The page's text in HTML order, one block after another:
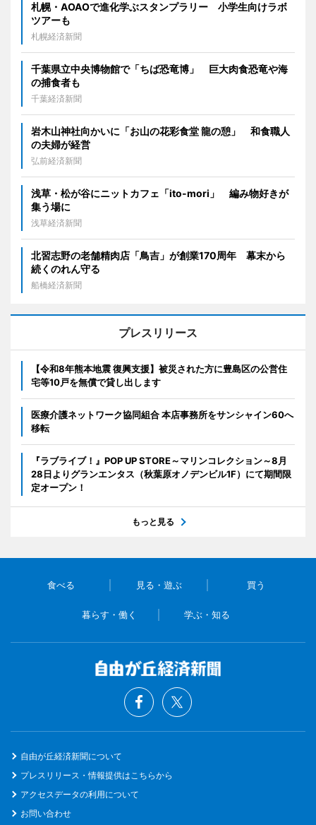
札幌・AOAOで進化学ぶスタンプラリー 小学生向けラボ
ツアーも
札幌経済新聞
千葉県立中央博物館で「ちば恐竜博」 巨大肉食恐竜や海
の捕食者も
千葉経済新聞
岩木山神社向かいに「お山の花彩食堂 龍の憩」 和食職人
の夫婦が経営
弘前経済新聞
浅草・松が谷にニットカフェ「ito-mori」 編み物好きが
集う場に
浅草経済新聞
北習志野の老舗精肉店「鳥吉」が創業170周年 幕末から
続くのれん守る
船橋経済新聞
プレスリリース
【令和8年熊本地震 復興支援】被災された方に豊島区の公営住
宅等10戸を無償で貸し出します
医療介護ネットワーク協同組合 本店事務所をサンシャイン60へ
移転
『ラブライブ！』POP UP STORE～マリンコレクション～8月
28日よりグランエンタス（秋葉原オノデンビル1F）にて期間限
定オープン！
もっと見る
食べる 見る・遊ぶ 買う
暮らす・働く 学ぶ・知る
自由が丘経済新聞について
プレスリリース・情報提供はこちらから
アクセスデータの利用について
お問い合わせ